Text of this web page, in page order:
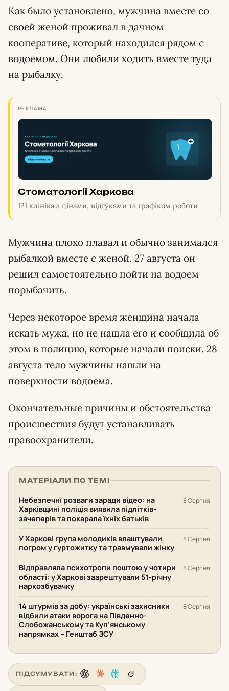
Как было установлено, мужчина вместе со
своей женой проживал в дачном
кооперативе, который находился рядом с
водоемом. Они любили ходить вместе туда
на рыбалку.
РЕКЛАМА
Стоматології Харкова
121 клініка з цінами, відгуками та графіком роботи
Мужчина плохо плавал и обычно занимался
рыбалкой вместе с женой. 27 августа он
решил самостоятельно пойти на водоем
порыбачить.
Через некоторое время женщина начала
искать мужа, но не нашла его и сообщила об
этом в полицию, которые начали поиски. 28
августа тело мужчины нашли на
поверхности водоема.
Окончательные причины и обстоятельства
происшествия будут устанавливать
правоохранители.
МАТЕРІАЛИ ПО ТЕМІ
Небезпечні розваги заради відео: на
Харківщині поліція виявила підлітків-
зачеперів та покарала їхніх батьків
8 Серпня
У Харкові група молодиків влаштували
погром у гуртожитку та травмували жінку
8 Серпня
Відправляла психотропи поштою у чотири
області: у Харкові заарештували 51-річну
наркозбувачку
8 Серпня
14 штурмів за добу: українські захисники
відбили атаки ворога на Південно-
Слобожанському та Куп’янському
напрямках – Генштаб ЗСУ
8 Серпня
ПІДСУМУВАТИ: